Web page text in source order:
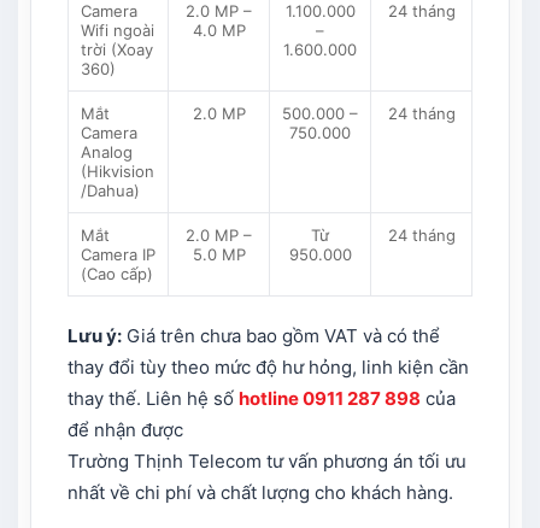
Camera
Wifi ngoài
trời (Xoay
360)
2.0 MP –
4.0 MP
1.100.000
–
1.600.000
24 tháng
Mắt
Camera
Analog
(Hikvision
/Dahua)
2.0 MP
500.000 –
750.000
24 tháng
Mắt
Camera IP
(Cao cấp)
2.0 MP –
5.0 MP
Từ
950.000
24 tháng
Lưu ý: Giá trên chưa bao gồm VAT và có thể
thay đổi tùy theo mức độ hư hỏng, linh kiện cần
thay thế. Liên hệ số hotline 0911 287 898 của
để nhận được
Trường Thịnh Telecom tư vấn phương án tối ưu
nhất về chi phí và chất lượng cho khách hàng.